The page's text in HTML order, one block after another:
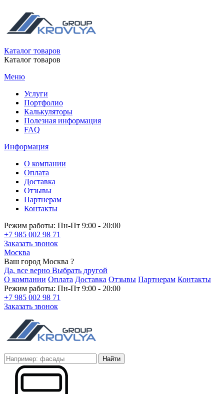
Каталог товаров
Каталог товаров
Меню
Услуги
Портфолио
Калькуляторы
Полезная информация
FAQ
Информация
О компании
Оплата
Доставка
Отзывы
Партнерам
Контакты
Режим работы: Пн-Пт 9:00 - 20:00
+7 985 002 98 71
Заказать звонок
Москва
Ваш город Москва ?
Да, все верно Выбрать другой
О компании Оплата Доставка Отзывы Партнерам Контакты
Режим работы: Пн-Пт 9:00 - 20:00
+7 985 002 98 71
Заказать звонок
Найти